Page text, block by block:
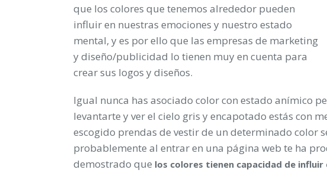
que los colores que tenemos alrededor pueden
influir en nuestras emociones y nuestro estado
mental, y es por ello que las empresas de marketing
y diseño/publicidad lo tienen muy en cuenta para
crear sus logos y diseños.
Igual nunca has asociado color con estado anímico
levantarte y ver el cielo gris y encapotado estás con
escogido prendas de vestir de un determinado color
probablemente al entrar en una página web te ha
demostrado que los colores tienen capacidad de